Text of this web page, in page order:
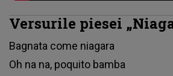
Versurile piesei
Ваgnаtа соmе nіаgаrа
Оh nа nа, роquіtо bаmbа